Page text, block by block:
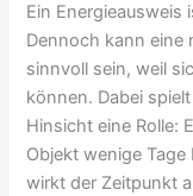
Ein Energieausweis
Dennoch kann eine
sinnvoll sein, weil
können. Dabei
Hinsicht eine Rolle:
Objekt wenige
wirkt der Zeitpunkt